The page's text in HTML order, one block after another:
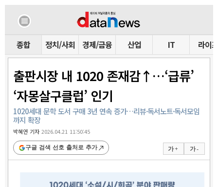
종합 정치/사회 경제/금융 산업 IT 라이프
출판시장 내 1020 존재감↑…‘급류’
‘자몽살구클럽’ 인기
1020세대 문학 도서 구매 3년 연속 증가…리뷰·독서노트·독서모임
까지 확장
박혜연 기자2026.04.21 11:50:45
가 + 가 -
구글 검색 선호 출처로 추가